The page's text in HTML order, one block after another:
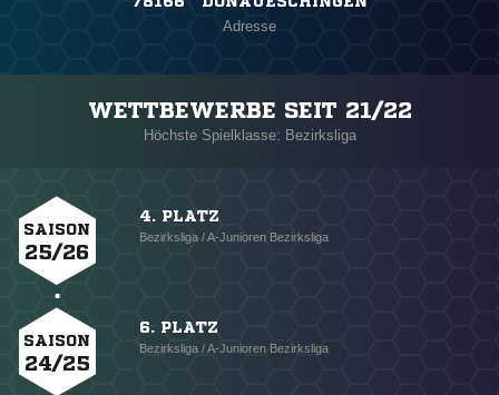
Adresse
WETTBEWERBE SEIT 21/22
Höchste Spielklasse: Bezirksliga
SAISON
25/26
4. PLATZ
Bezirksliga / A-Junioren Bezirksliga
SAISON
24/25
6. PLATZ
Bezirksliga / A-Junioren Bezirksliga